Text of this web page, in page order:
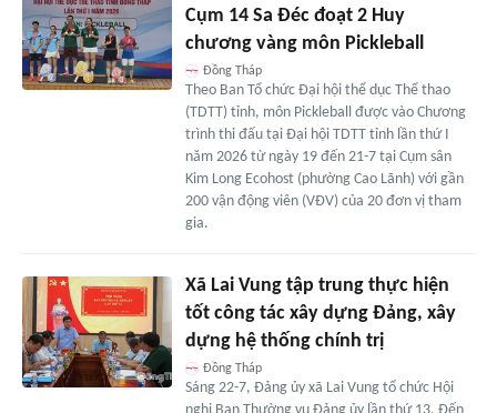
Cụm 14 Sa Đéc đoạt 2 Huy
chương vàng môn Pickleball
Đồng Tháp
Theo Ban Tổ chức Đại hội thể dục Thể thao
(TDTT) tỉnh, môn Pickleball được vào Chương
trình thi đấu tại Đại hội TDTT tỉnh lần thứ I
năm 2026 từ ngày 19 đến 21-7 tại Cụm sân
Kim Long Ecohost (phường Cao Lãnh) với gần
200 vận động viên (VĐV) của 20 đơn vị tham
gia.
Xã Lai Vung tập trung thực hiện
tốt công tác xây dựng Đảng, xây
dựng hệ thống chính trị
Đồng Tháp
Sáng 22-7, Đảng ủy xã Lai Vung tổ chức Hội
nghị Ban Thường vụ Đảng ủy lần thứ 13. Đến